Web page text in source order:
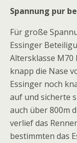
Spannung pur
Für große
Essinger
Altersklasse
knapp die Nase
Essinger noch
auf und sicherte
auch über 800m
verlief das
bestimmten das